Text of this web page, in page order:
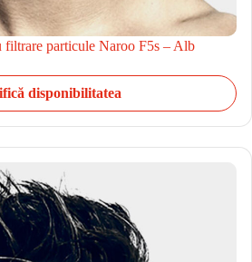
filtrare particule Naroo F5s – Alb
disponibilitatea